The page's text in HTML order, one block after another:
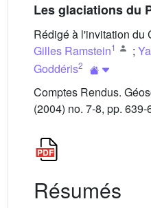
Les glaciations du
Rédigé à l'invitation du
Gilles Ramstein1 ;
Goddéris2
Comptes Rendus.
(2004) no. 7-8, pp. 639-
Résumés